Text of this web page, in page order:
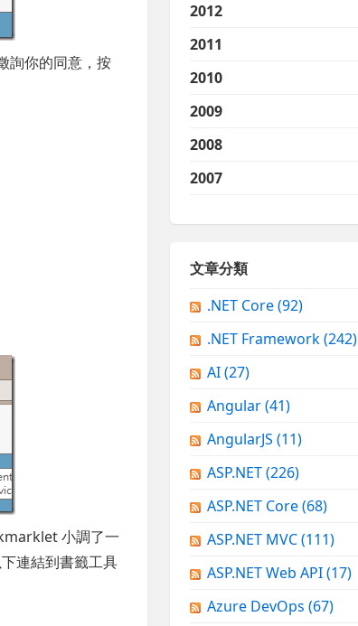
詢你的同意，按
小調了一
連結到書籤工具
2012
2011
2010
2009
2008
2007
文章分類
.NET Core(92)
.NET Framework(242)
AI(27)
Angular(41)
AngularJS (11)
ASP.NET(226)
ASP.NET Core(68)
ASP.NET MVC(111)
ASP.NET Web API(17)
Azure DevOps (67)